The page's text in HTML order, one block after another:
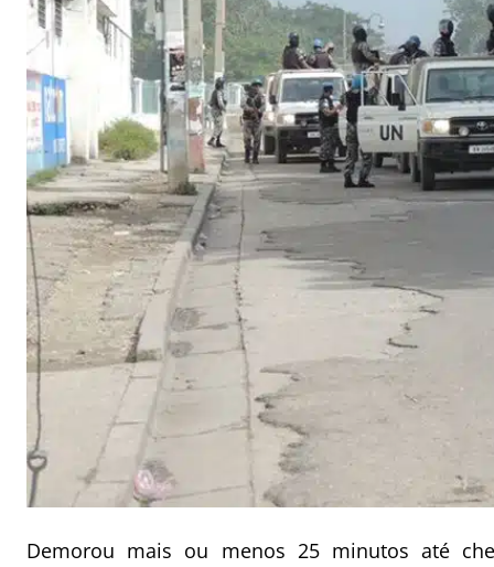
Demorou mais ou menos 25 minutos até